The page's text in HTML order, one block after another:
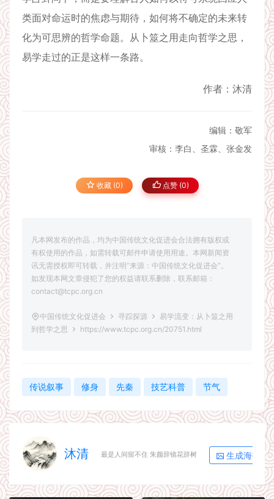
类面对命运时的焦虑与期待，如何将不确定的未来转
化为可思辨的哲学命题。从卜筮之用走向哲学之思，
易学走过的正是这样一条路。
作者：沐清
编辑：敬军
审核：李白、圣霖、张金发
收藏 (0) 点赞 (0)
凡本网发布的作品，均为中国传统文化促进会合法拥有版权或
有权使用的作品，如需转载可邮件申请使用用途。本网新闻资
讯无需授权即可转载，并注明“来源：中国传统文化促进会”。
如发现本网文章侵犯了您的权益请联系删除，联系邮箱：
contact@tcpc.org.cn
中国传统文化促进会 寻踪探源
易学流变：从卜筮之用
到哲学之思
https://www.tcpc.org.cn/20751.html
传说叙事 修身 先秦 技艺科普 节气
沐清 最是人间留不住 朱颜辞镜花辞树 生成海报